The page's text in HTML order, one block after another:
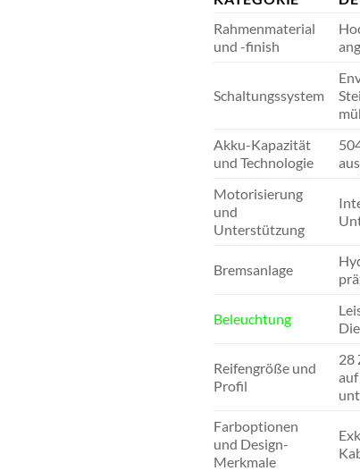
Rahmenmaterial
und -finish
Schaltungssystem
Akku-Kapazität
und Technologie
Motorisierung
und
Unterstützung
Bremsanlage
Beleuchtung
Reifengröße und
Profil
28
Farboptionen
und Design-
Merkmale